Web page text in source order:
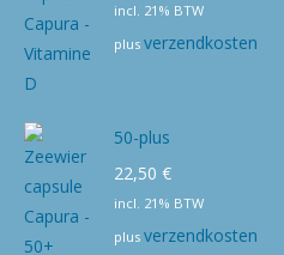
incl. 21% BTW
plus verzendkosten
50-plus
22,50 €
incl. 21% BTW
plus verzendkosten